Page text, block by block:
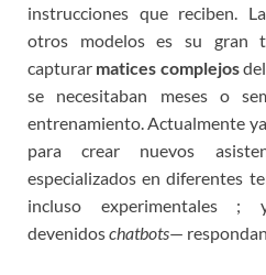
instrucciones que reciben.
otros modelos es su gran
capturar matices complejosdel
se necesitaban meses o
entrenamiento. Actualmente
para crear nuevos
especializados en diferentes
incluso
devenidoschatbots— respondan